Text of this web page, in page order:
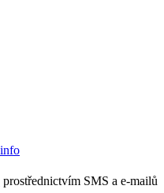
prostřednictvím SMS a e-mailů